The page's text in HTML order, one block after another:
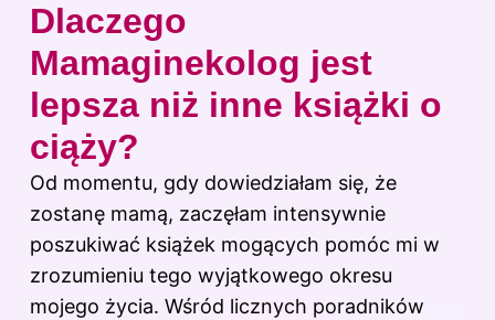
Dlaczego
Mamaginekolog jest
lepsza niż inne książki o
ciąży?
Od momentu, gdy dowiedziałam się, że
zostanę mamą, zaczęłam intensywnie
poszukiwać książek mogących pomóc mi w
zrozumieniu tego wyjątkowego okresu
mojego życia. Wśród licznych poradników